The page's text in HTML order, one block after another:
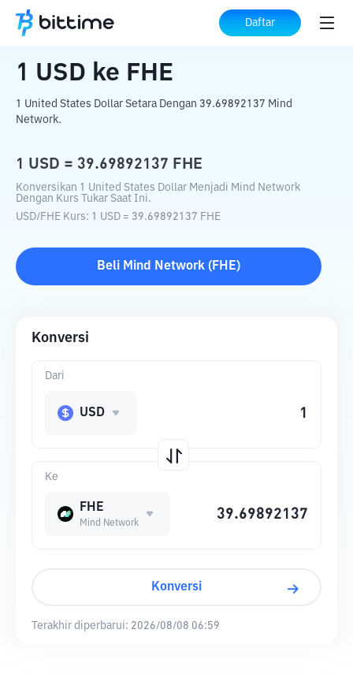
Daftar
Beranda Konverter Kripto ke FHE
1 USD ke FHE
1 United States Dollar Setara Dengan 39.69892137 Mind
Network.
1 USD = 39.69892137 FHE
Konversikan 1 United States Dollar Menjadi Mind Network
Dengan Kurs Tukar Saat Ini.
USD/FHE Kurs: 1 USD = 39.69892137 FHE
Beli Mind Network ( FHE)
Konversi
Ke
FHE
Mind Network
Dari
USD
Konversi
Terakhir diperbarui: 2026/08/08 06:59